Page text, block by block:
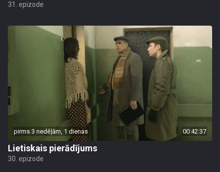
31. epizode
pirms 3 nedēļām, 1 dienas 00:42:37
Lietiskais pierādījums
30. epizode